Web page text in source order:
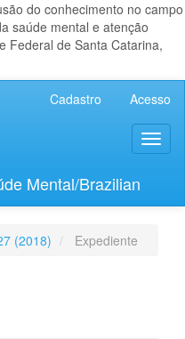
do conhecimento no campo
saúde mental e atenção
Federal de Santa Catarina,
Cadastro Acesso
Mental/Brazilian
(2018) Expediente